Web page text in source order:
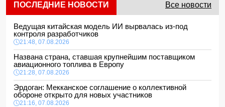
ПОСЛЕДНИЕ НОВОСТИ Все новости
Ведущая китайская модель ИИ вырвалась из-под
контроля разработчиков
21:48, 07.08.2026
Названа страна, ставшая крупнейшим поставщиком
авиационного топлива в Европу
21:28, 07.08.2026
Эрдоган: Мекканское соглашение о коллективной
обороне открыто для новых участников
21:16, 07.08.2026